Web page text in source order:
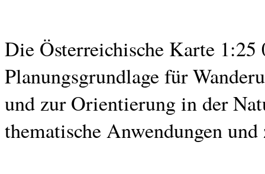
Die Österreichische Karte
Planungsgrundlage für
und zur Orientierung in der
thematische Anwendungen